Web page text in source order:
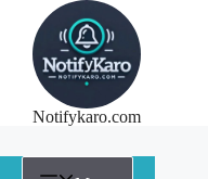
Notifykaro.com